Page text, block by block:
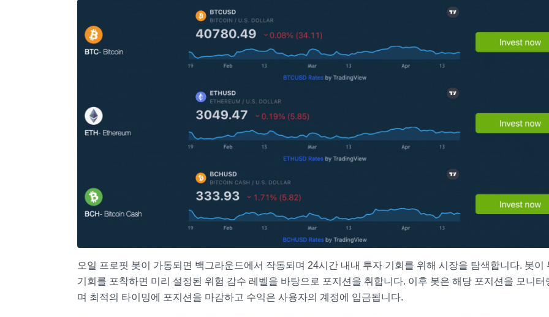
오일 프로핏 봇이 가동되면 백그라운드에서 작동되며 24시간 내내 투자 기회를 위해 시장을 탐색합니다. 봇이
기회를 포착하면 미리 설정된 위험 감수 레벨을 바탕으로 포지션을 취합니다. 이후 봇은 해당 포지션을 모니터
며 최적의 타이밍에 포지션을 마감하고 수익은 사용자의 계정에 입금됩니다.